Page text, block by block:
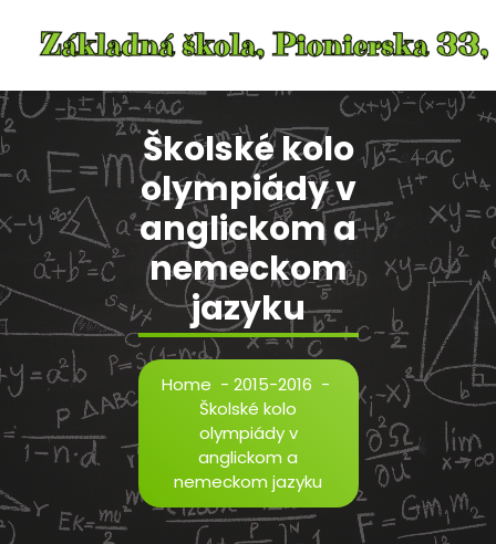
content
Školské kolo
olympiády v
anglickom a
nemeckom
jazyku
Home - 2015-2016 -
Školské kolo
olympiády v
anglickom a
nemeckom jazyku